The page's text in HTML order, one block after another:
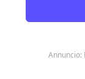
Annuncio: